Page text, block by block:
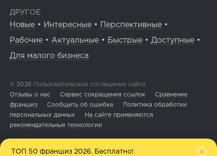
ДРУГОЕ
Новые • Интересные • Перспективные •
Рабочие • Актуальные • Быстрые • Доступные •
Для малого бизнеса
© 2026 Пользовательское соглашение сайта
Отзывы о нас
Сервис сокращения ссылок
Сравнение
франшиз
Сообщить об ошибке
Политика обработки
персональных данных
На сайте применяются
рекомендательные технологии
ТОП 50 франшиз 2026. Бесплатно!